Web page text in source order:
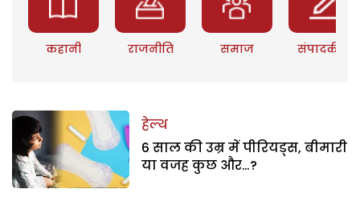
कहानी राजनीति समाज संपादकीय
हेल्थ
6 साल की उम्र में पीरियड्स, बीमारी
या वजह कुछ और…?